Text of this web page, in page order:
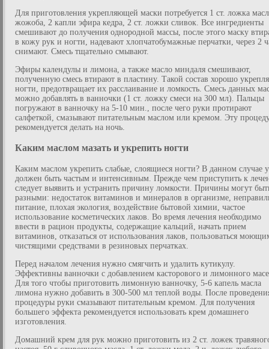
Для приготовления укрепляющей маски потребуется 1 ст. ложка
жожоба, 2 капли эфира кедра, 2 ст. ложки сливок. Все ингредиенты
смешивают до получения однородной массы, после этого маску
в кожу рук и ногти, надевают хлопчатобумажные перчатки, через 2
снимают. Смесь тщательно смывают.
Эфиры календулы и лимона, а также масло миндаля смешивают,
полученную смесь втирают в пластину. Такой состав хорошо
ногти, предотвращает их расслаивание и ломкость. Смесь данных
можно добавлять в ванночки (1 ст. ложку смеси на 300 мл). Пальцы
погружают в ванночку на 5-10 мин., после чего руки протирают
салфеткой, смазывают питательным маслом или кремом. Эту
рекомендуется делать на ночь.
Каким маслом мазать и укрепить ногти
Каким маслом укрепить слабые, слоящиеся ногти? В данном случае
должен быть частым и интенсивным. Прежде чем приступить к
следует выявить и устранить причину ломкости. Причины могут
разными: недостаток витаминов и минералов в организме,
питание, плохая экология, воздействие бытовой химии, частое
использование косметических лаков. Во время лечения необходимо
ввести в рацион продукты, содержащие кальций, начать прием
витаминов, отказаться от использования лаков, пользоваться
чистящими средствами в резиновых перчатках.
Перед началом лечения нужно смягчить и удалить кутикулу.
Эффективны ванночки с добавлением касторового и лимонного
Для того чтобы приготовить лимонную ванночку, 5-6 капель масла
лимона нужно добавить в 300-500 мл теплой воды. После
процедуры руки смазывают питательным кремом. Для получения
большего эффекта рекомендуется использовать крем домашнего
изготовления.
Домашний крем для рук можно приготовить из 2 ст. ложек